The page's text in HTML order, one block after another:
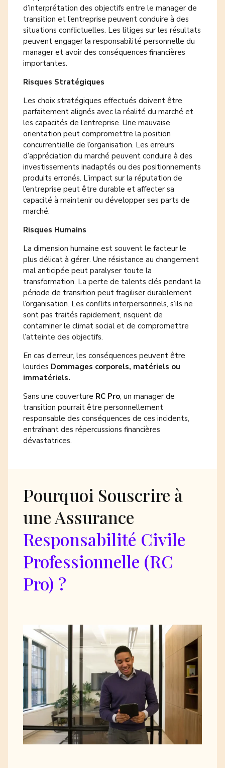
d’interprétation des objectifs entre le manager de
transition et l’entreprise peuvent conduire à des
situations conflictuelles. Les litiges sur les résultats
peuvent engager la responsabilité personnelle du
manager et avoir des conséquences financières
importantes.
Risques Stratégiques
Les choix stratégiques effectués doivent être
parfaitement alignés avec la réalité du marché et
les capacités de l’entreprise. Une mauvaise
orientation peut compromettre la position
concurrentielle de l’organisation. Les erreurs
d’appréciation du marché peuvent conduire à des
investissements inadaptés ou des positionnements
produits erronés. L’impact sur la réputation de
l’entreprise peut être durable et affecter sa
capacité à maintenir ou développer ses parts de
marché.
Risques Humains
La dimension humaine est souvent le facteur le
plus délicat à gérer. Une résistance au changement
mal anticipée peut paralyser toute la
transformation. La perte de talents clés pendant la
période de transition peut fragiliser durablement
l’organisation. Les conflits interpersonnels, s’ils ne
sont pas traités rapidement, risquent de
contaminer le climat social et de compromettre
l’atteinte des objectifs.
En cas d’erreur, les conséquences peuvent être
lourdes Dommages corporels, matériels ou
immatériels.
Sans une couverture RC Pro, un manager de
transition pourrait être personnellement
responsable des conséquences de ces incidents,
entraînant des répercussions financières
dévastatrices.
Pourquoi Souscrire à
une Assurance
Responsabilité Civile
Professionnelle (RC
Pro) ?